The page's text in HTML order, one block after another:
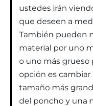
ustedes irán
que deseen a
También pueden
material por uno
o uno más grueso
opción es cambiar
tamaño más
del poncho y una